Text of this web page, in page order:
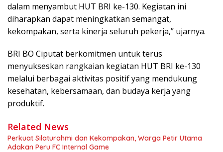
dalam menyambut HUT BRI ke-130. Kegiatan ini
diharapkan dapat meningkatkan semangat,
kekompakan, serta kinerja seluruh pekerja,” ujarnya.
BRI BO Ciputat berkomitmen untuk terus
menyukseskan rangkaian kegiatan HUT BRI ke-130
melalui berbagai aktivitas positif yang mendukung
kesehatan, kebersamaan, dan budaya kerja yang
produktif.
Related News
Perkuat Silaturahmi dan Kekompakan, Warga Petir Utama
Adakan Peru FC Internal Game